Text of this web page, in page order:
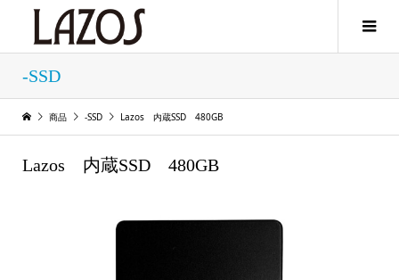
-SSD
商品 -SSD Lazos 内蔵SSD 480GB
Lazos 内蔵SSD 480GB